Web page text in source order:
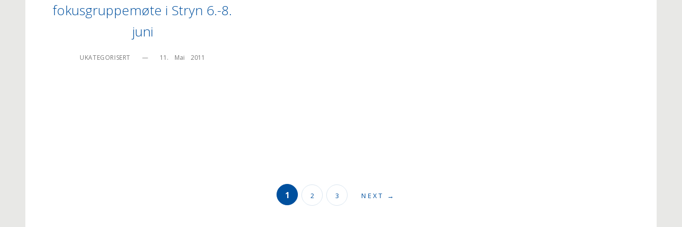
fokusgruppemøte i Stryn 6.-8.
juni
UKATEGORISERT — 11.    Mai    2011
1 2 3 NEXT →